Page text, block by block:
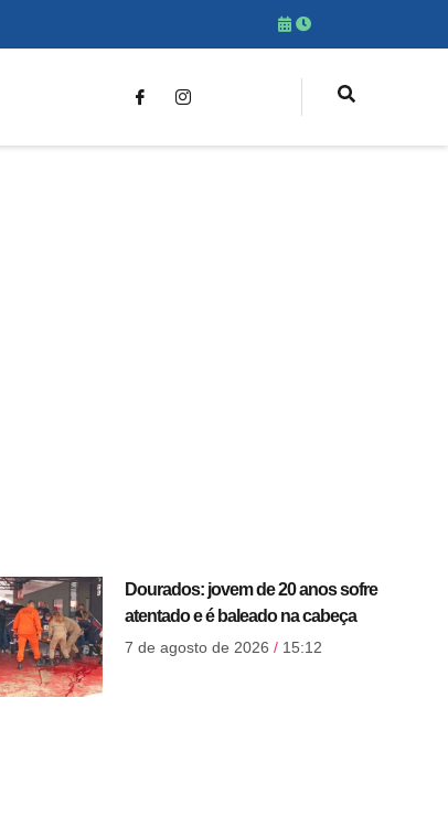
Dourados: jovem de 20 anos sofre
atentado e é baleado na cabeça
7 de agosto de 2026 15:12